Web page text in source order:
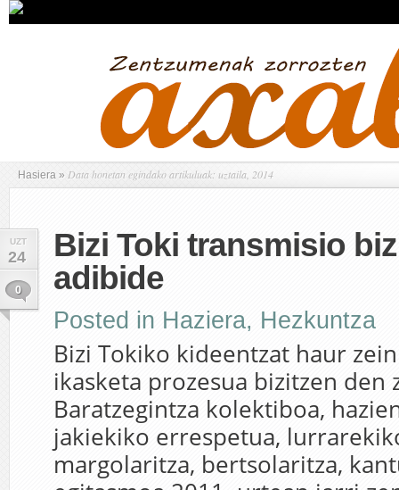
Hasiera » Data honetan egindako artikuluak: uztaila, 2014
UZT
24
0
Bizi Toki transmisio
adibide
Posted in Haziera, Hezkuntza
Bizi Tokiko kideentzat haur
ikasketa prozesua bizitzen
Baratzegintza kolektiboa,
jakiekiko errespetua,
margolaritza, bertsolaritza,